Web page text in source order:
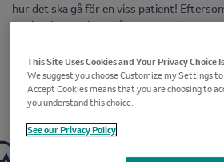
hur det ska gå för en viss patient!
upplevelser varierar så enormt
Få information om
This Site Uses Cookies and Your Privacy Choice
We suggest you choose Customize my Settings
Accept Cookies means that you are choosing to
you understand this choice.
See our Privacy Policy